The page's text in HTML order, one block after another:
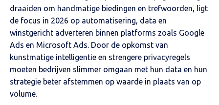
draaiden om handmatige biedingen en trefwoorden, ligt
de focus in 2026 op automatisering, data en
winstgericht adverteren binnen platforms zoals Google
Ads en Microsoft Ads. Door de opkomst van
kunstmatige intelligentie en strengere privacyregels
moeten bedrijven slimmer omgaan met hun data en hun
strategie beter afstemmen op waarde in plaats van op
volume.